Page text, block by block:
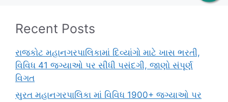
Recent Posts
રાજકોટ મહાનગરપાલિકામાં દિવ્યાંગો માટે ખાસ ભરતી,
વિવિધ 41 જગ્યાઓ પર સીધી પસંદગી, જાણો સંપૂર્ણ
વિગત
સુરત મહાનગરપાલિકા માં વિવિધ 1900+ જગ્યાઓ પર